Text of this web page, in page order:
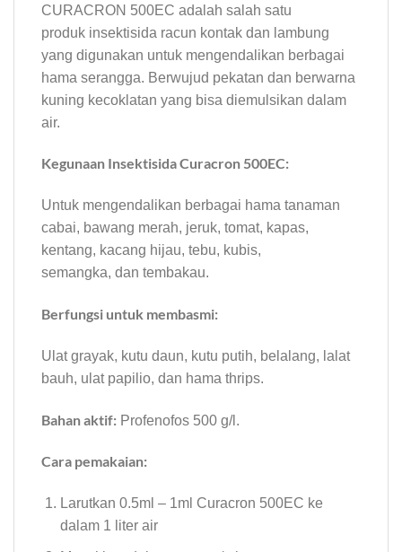
CURACRON 500EC adalah salah satu
produk insektisida racun kontak dan lambung
yang digunakan untuk mengendalikan berbagai
hama serangga. Berwujud pekatan dan berwarna
kuning kecoklatan yang bisa diemulsikan dalam
air.
Kegunaan Insektisida Curacron 500EC:
Untuk mengendalikan berbagai hama tanaman
cabai, bawang merah, jeruk, tomat, kapas,
kentang, kacang hijau, tebu, kubis,
semangka, dan tembakau.
Berfungsi untuk membasmi:
Ulat grayak, kutu daun, kutu putih, belalang, lalat
bauh, ulat papilio, dan hama thrips.
Bahan aktif: Profenofos 500 g/l.
Cara pemakaian:
Larutkan 0.5ml – 1ml Curacron 500EC ke
dalam 1 liter air